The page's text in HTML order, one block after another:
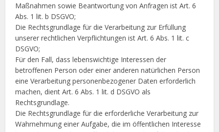
Maßnahmen sowie Beantwortung von Anfragen ist Art. 6
Abs. 1 lit. b DSGVO;
Die Rechtsgrundlage für die Verarbeitung zur Erfüllung
unserer rechtlichen Verpflichtungen ist Art. 6 Abs. 1 lit. c
DSGVO;
Für den Fall, dass lebenswichtige Interessen der
betroffenen Person oder einer anderen natürlichen Person
eine Verarbeitung personenbezogener Daten erforderlich
machen, dient Art. 6 Abs. 1 lit. d DSGVO als
Rechtsgrundlage.
Die Rechtsgrundlage für die erforderliche Verarbeitung zur
Wahrnehmung einer Aufgabe, die im öffentlichen Interesse